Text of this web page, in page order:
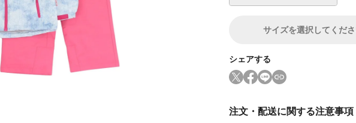
サイズを選択してくだ
シェアする
注文・配送に関する注意事項